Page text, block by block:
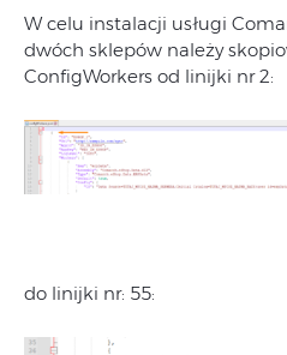
W celu instalacji usługi
dwóch sklepów należy
ConfigWorkers od linijki nr 2:
do linijki nr: 55: